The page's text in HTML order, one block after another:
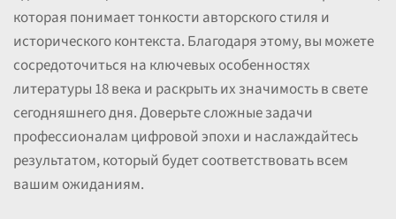
которая понимает тонкости авторского стиля и
исторического контекста. Благодаря этому, вы можете
сосредоточиться на ключевых особенностях
литературы 18 века и раскрыть их значимость в свете
сегодняшнего дня. Доверьте сложные задачи
профессионалам цифровой эпохи и наслаждайтесь
результатом, который будет соответствовать всем
вашим ожиданиям.